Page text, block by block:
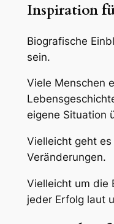
Inspiration
Biografische
sein.
Viele Menschen
eigene Situation
Vielleicht geht
Veränderungen.
Vielleicht um die
jeder Erfolg laut